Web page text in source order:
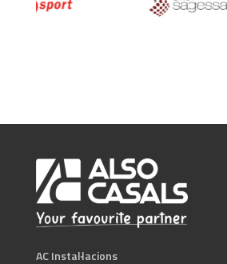
AC Instal·lacions